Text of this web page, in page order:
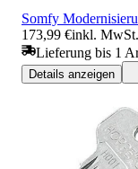
Somfy
173,99 €inkl. MwSt.
Lieferung bis 1
Details anzeigen